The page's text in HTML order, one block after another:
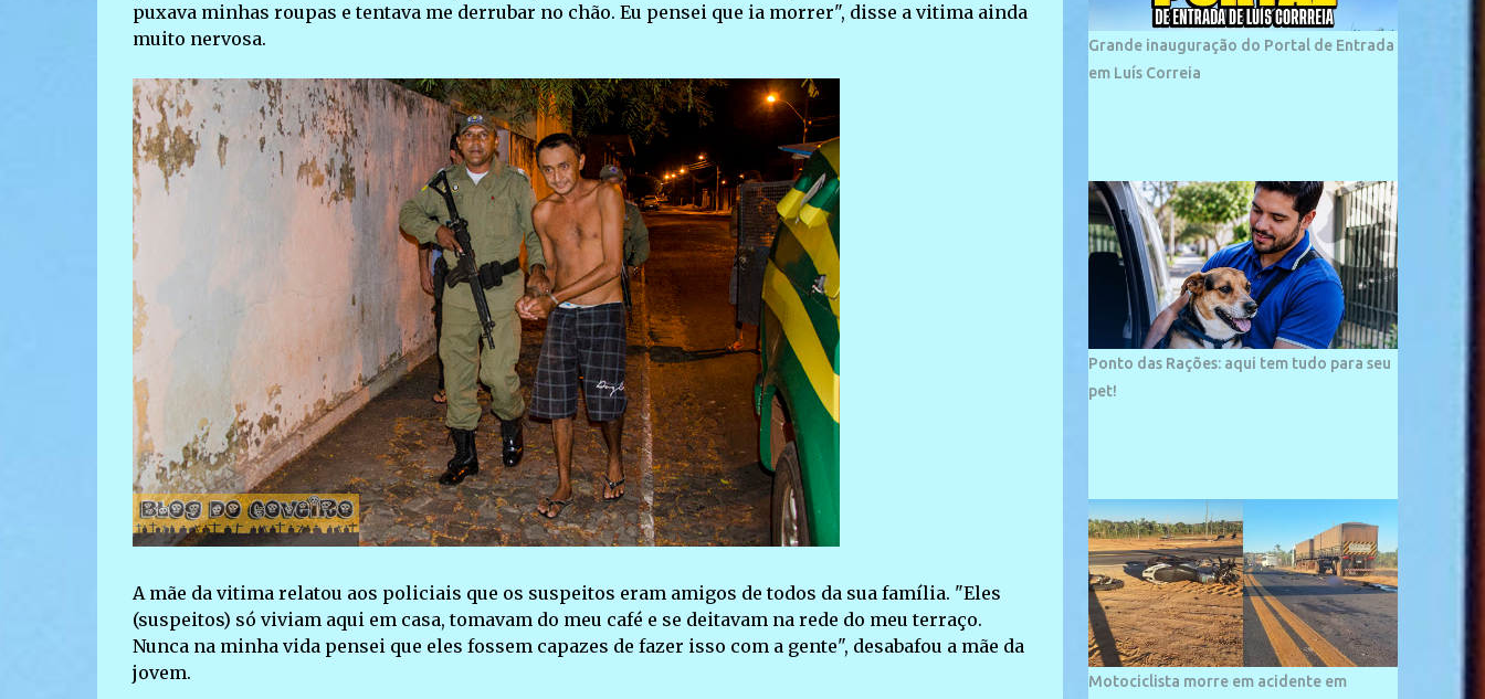
puxava minhas roupas e tentava me derrubar no chão. Eu pensei que ia morrer", disse a vitima ainda
muito nervosa.
A mãe da vitima relatou aos policiais que os suspeitos eram amigos de todos da sua família. "Eles
(suspeitos) só viviam aqui em casa, tomavam do meu café e se deitavam na rede do meu terraço.
Nunca na minha vida pensei que eles fossem capazes de fazer isso com a gente", desabafou a mãe da
jovem.
apresentando dunas em seu espaço
geográfico. Não se sabe ao certo porque a
praia leva esse nome, e muitas das suas
vizinhos. O bairro onde se localiza a praia é
palco de amplos investimentos e projetos
grandiosos como hotéis, pousadas e
residências de veraneio de grande porte. O
maior empreendimento fixado nessa área é
o SESC Praia, inaugurado em 12 de julho de
1996. Com arquitetura moderna,...
Grande inauguração do Portal de Entrada
em Luís Correia
Ponto das Rações: aqui tem tudo para seu
pet!
Motociclista morre em acidente em